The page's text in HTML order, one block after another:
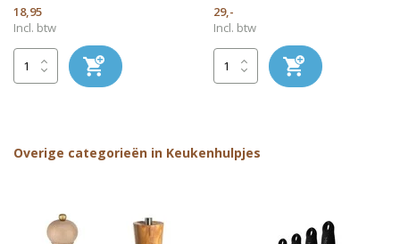
18,95
Incl. btw
29,-
Incl. btw
Overige categorieën in Keukenhulpjes